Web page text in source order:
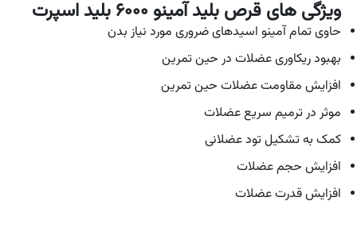
ویژگی های قرص بلید آمینو ۶۰۰۰ بلید اسپرت
حاوی تمام آمینو اسیدهای ضروری مورد نیاز بدن
بهبود ریکاوری عضلات در حین تمرین
افزایش مقاومت عضلات حین تمرین
موثر در ترمیم سریع عضلات
کمک به تشکیل تود عضلانی
افزایش حجم عضلات
افزایش قدرت عضلات